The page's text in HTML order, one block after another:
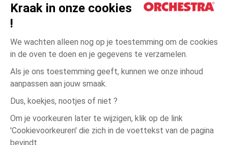
Kraak in onze cookies
!
We wachten alleen nog op je toestemming om de cookies
in de oven te doen en je gegevens te verzamelen.
Als je ons toestemming geeft, kunnen we onze inhoud
aanpassen aan jouw smaak.
Dus, koekjes, nootjes of niet ?
Om je voorkeuren later te wijzigen, klik op de link
'Cookievoorkeuren' die zich in de voettekst van de pagina
bevindt.
Wit Wit 53
Algemene verkoopsvoorwaarden
Wettelijke bepalingen
Persoonsgegevens